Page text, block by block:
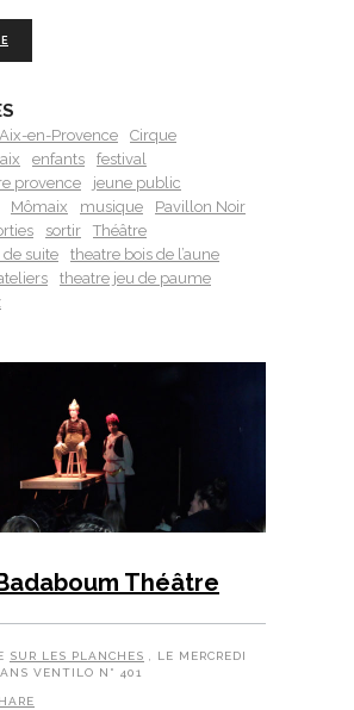
Aix-en-Provence
Cirque
enfants
festival
provence
jeune public
Mômaix musique
Pavillon Noir
sortir
Théâtre
suite
theatre bois de l’aune
theatre jeu de paume
Théâtre
SUR LES PLANCHES
, LE MERCREDI
VENTILO N° 401